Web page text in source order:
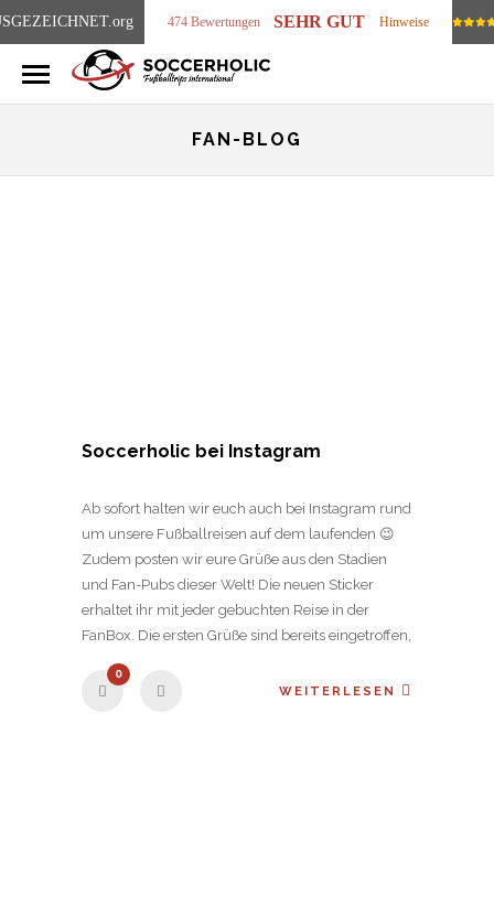
.org 474 Bewertungen SEHR GUT Hinweise
FAN-BLOG
Soccerholic bei Instagram
Ab sofort halten wir euch auch bei Instagram rund
um unsere Fußballreisen auf dem laufenden 😉
Zudem posten wir eure Grüße aus den Stadien
und Fan-Pubs dieser Welt! Die neuen Sticker
erhaltet ihr mit jeder gebuchten Reise in der
FanBox. Die ersten Grüße sind bereits eingetroffen,
0
WEITERLESEN